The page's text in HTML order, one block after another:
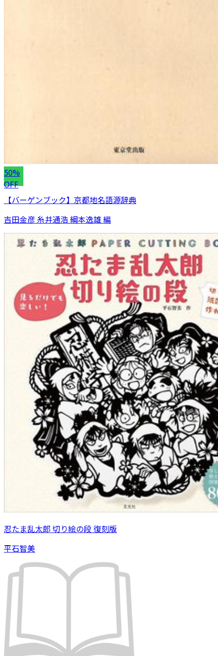
50%
OFF
【バーゲンブック】京都地名語源辞典
吉田金彦 糸井通浩 綱本逸雄 編
忍たま乱太郎 切り絵の段 復刻版
平石智美